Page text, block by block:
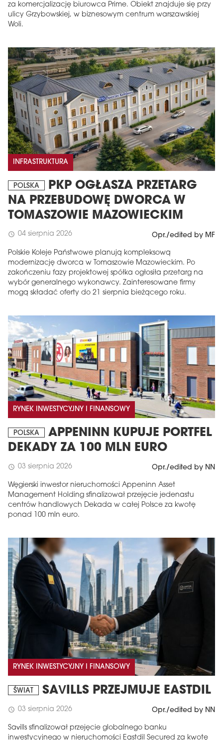
za komercjalizację biurowca Prime. Obiekt znajduje się przy
ulicy Grzybowskiej, w biznesowym centrum warszawskiej
Woli.
INFRASTRUKTURA
POLSKA
PKP OGŁASZA PRZETARG
NA PRZEBUDOWĘ DWORCA W
TOMASZOWIE MAZOWIECKIM
schedule 04 sierpnia 2026 Opr./edited by MF
Polskie Koleje Państwowe planują kompleksową
modernizację dworca w Tomaszowie Mazowieckim. Po
zakończeniu fazy projektowej spółka ogłosiła przetarg na
wybór generalnego wykonawcy. Zainteresowane firmy
mogą składać oferty do 21 sierpnia bieżącego roku.
RYNEK INWESTYCYJNY I FINANSOWY
POLSKA
APPENINN KUPUJE PORTFEL
DEKADY ZA 100 MLN EURO
schedule 03 sierpnia 2026 Opr./edited by NN
Węgierski inwestor nieruchomości Appeninn Asset
Management Holding sfinalizował przejęcie jedenastu
centrów handlowych Dekada w całej Polsce za kwotę
ponad 100 mln euro.
RYNEK INWESTYCYJNY I FINANSOWY
ŚWIAT SAVILLS PRZEJMUJE EASTDIL
schedule 03 sierpnia 2026 Opr./edited by NN
Savills sfinalizował przejęcie globalnego banku
inwestycyjnego w nieruchomości Eastdil Secured za kwotę